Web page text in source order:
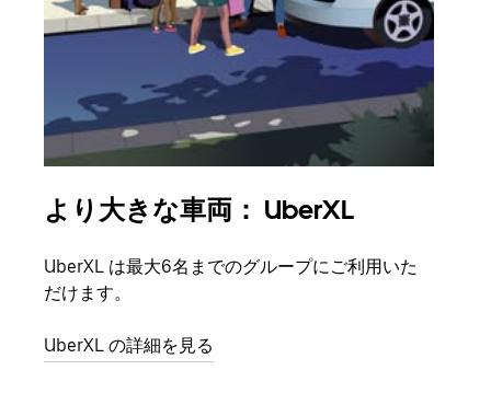
より大きな車両： UberXL
UberXL は最大6名までのグループにご利用いた
だけます。
UberXL の詳細を見る